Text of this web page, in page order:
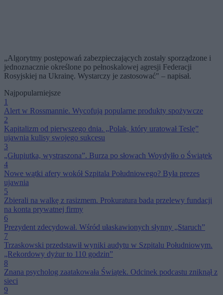
„Algorytmy postępowań zabezpieczających zostały sporządzone i
jednoznacznie określone po pełnoskalowej agresji Federacji
Rosyjskiej na Ukrainę. Wystarczy je zastosować" – napisał.
Najpopularniejsze
1
Alert w Rossmannie. Wycofują popularne produkty spożywcze
2
Kapitalizm od pierwszego dnia. „Polak, który uratował Teslę”
ujawnia kulisy swojego sukcesu
3
„Głupiutka, wystraszona”. Burza po słowach Woydyłło o Świątek
4
Nowe wątki afery wokół Szpitala Południowego? Była prezes
ujawnia
5
Zbierali na walkę z rasizmem. Prokuratura bada przelewy fundacji
na konta prywatnej firmy
6
Prezydent zdecydował. Wśród ułaskawionych słynny „Staruch”
7
Trzaskowski przedstawił wyniki audytu w Szpitalu Południowym.
„Rekordowy dyżur to 110 godzin”
8
Znana psycholog zaatakowała Świątek. Odcinek podcastu zniknął z
sieci
9